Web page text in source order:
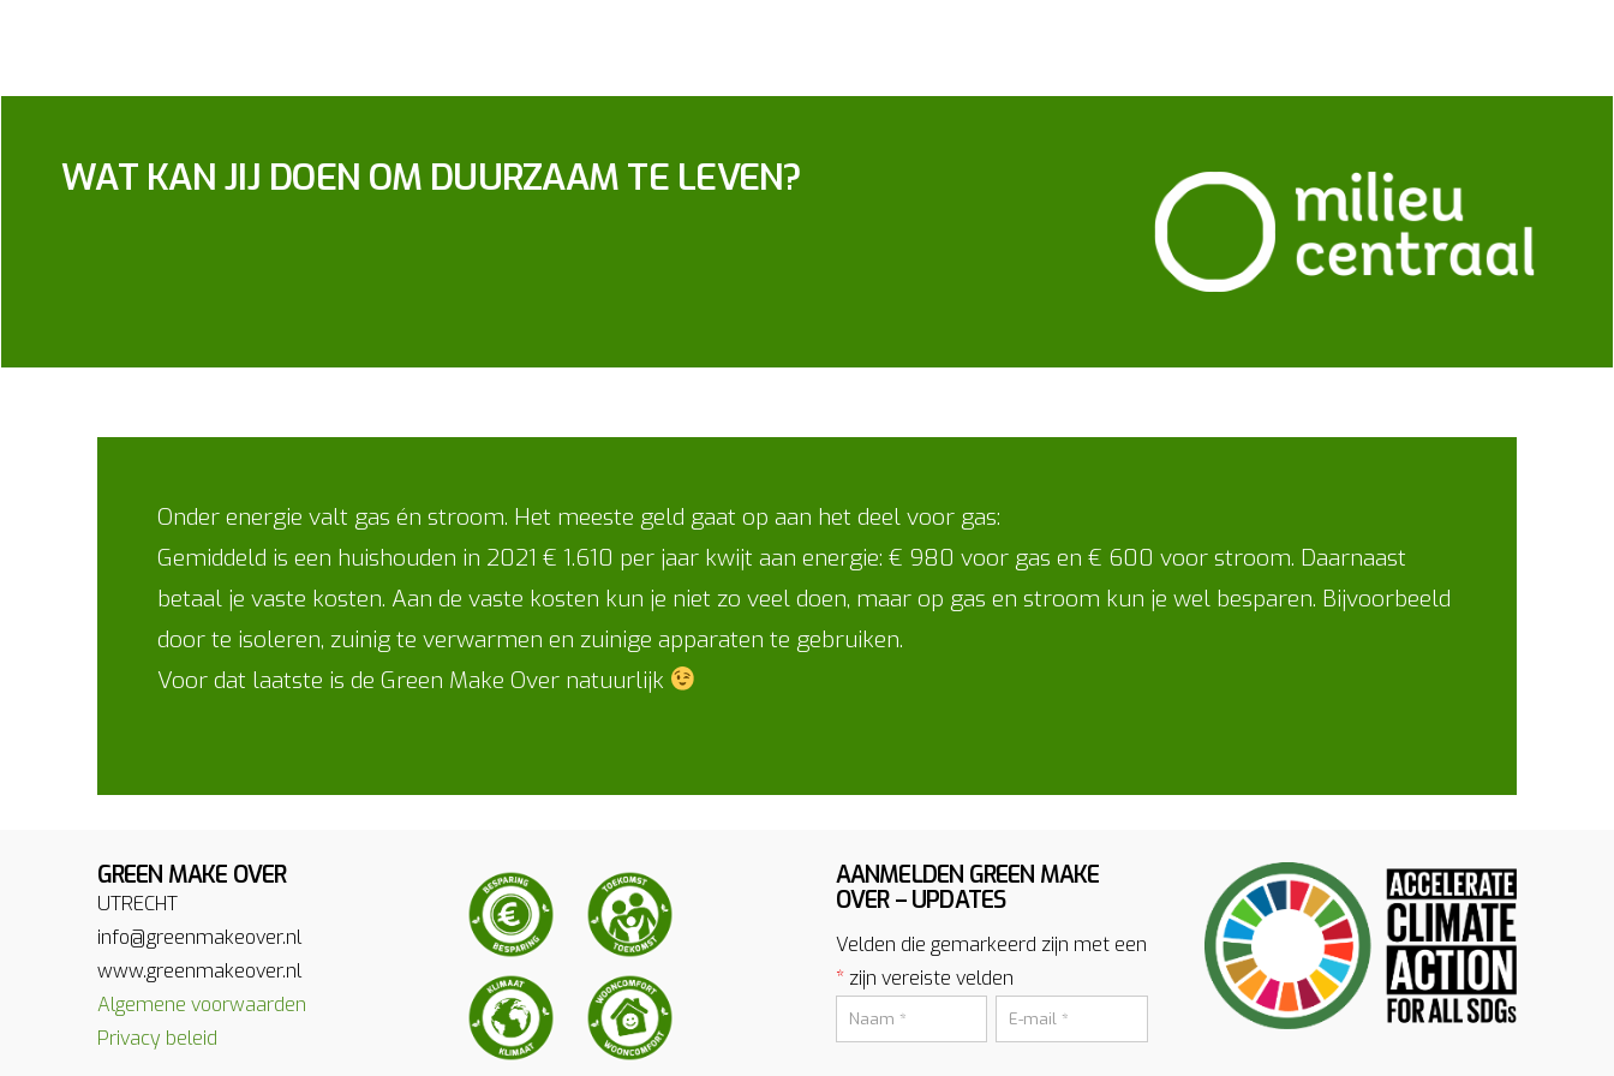
WAT KAN JIJ DOEN OM DUURZAAM TE LEVEN?
Onder energie valt gas én stroom. Het meeste geld gaat op aan het deel voor gas:
Gemiddeld is een huishouden in 2021 € 1.610 per jaar kwijt aan energie: € 980 voor gas en € 600 voor stroom. Daarnaast
betaal je vaste kosten. Aan de vaste kosten kun je niet zo veel doen, maar op gas en stroom kun je wel besparen. Bijvoorbeeld
door te isoleren, zuinig te verwarmen en zuinige apparaten te gebruiken.
Voor dat laatste is de Green Make Over natuurlijk
GREEN MAKE OVER
UTRECHT
info@greenmakeover.nl
www.greenmakeover.nl
Algemene voorwaarden
Privacy beleid
AANMELDEN GREEN MAKE
OVER – UPDATES
Velden die gemarkeerd zijn met een
*zijn vereiste velden